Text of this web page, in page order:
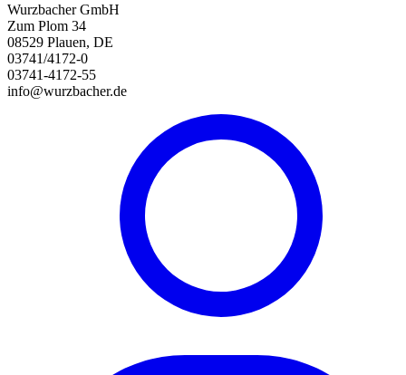
Wurzbacher GmbH
Zum Plom 34
08529 Plauen, DE
03741/4172-0
03741-4172-55
info@wurzbacher.de